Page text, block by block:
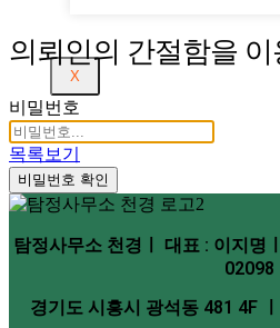
X
의뢰인의 간절함을
비밀번호
목록보기
비밀번호 확인
탐정사무소 천경ㅣ 대표 : 이지명
02098
경기도 시흥시 광석동 481 4F